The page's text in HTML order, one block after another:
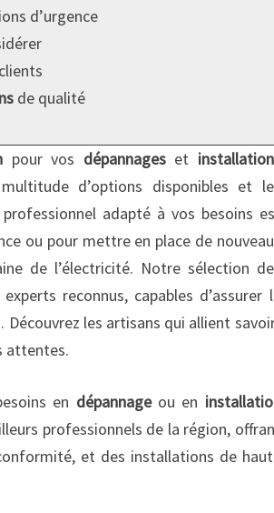
d’urgence
de qualité
pour vos dépannageset
d’options disponibles et
adapté à vos besoins
ou pour mettre en place de
de l’électricité. Notre sélection
reconnus, capables d’assurer
les artisans qui allient
attentes.
en dépannageou en
professionnels de la région,
et des installations de